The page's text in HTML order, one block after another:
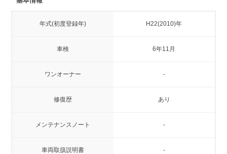
年式(初度登録年) H22(2010)年
車検 6年11月
ワンオーナー -
修復歴 あり
メンテナンスノート -
車両取扱説明書 -